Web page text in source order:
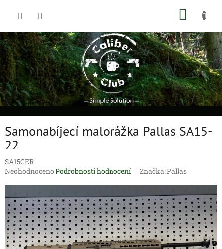
Samonabíjecí malorážka Pallas SA15-
22
SA15CER
Průměrné
je
0,0
5
hvězdiček.
Neohodnoceno Podrobnosti hodnocení Značka:Pallas